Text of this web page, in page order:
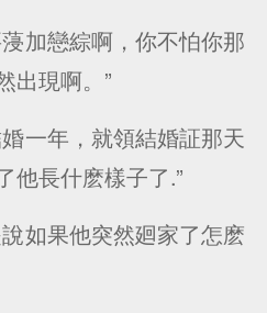
加戀綜啊，你不怕你那
出現啊。”
一年，就領結婚証那天
他長什麽樣子了.”
如果他突然廻家了怎麽